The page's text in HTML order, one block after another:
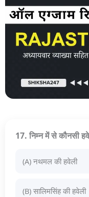
17. निम्न में से कौनसी
(A) नथमल की हवेली
(B) सालिमसिंह की हवेली